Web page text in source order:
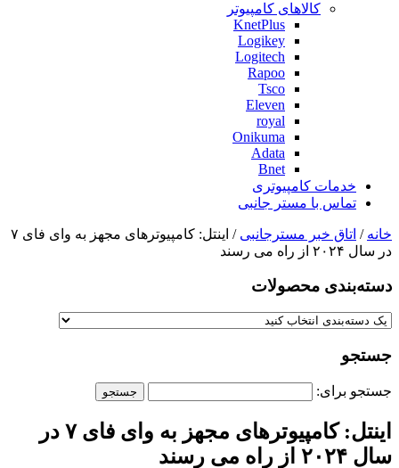
کالاهای کامپیوتر
KnetPlus
Logikey
Logitech
Rapoo
Tsco
Eleven
royal
Onikuma
Adata
Bnet
خدمات کامپیوتری
تماس با مستر جانبی
خانه / اتاق خبر مسترجانبی
/ اینتل: کامپیوترهای مجهز به وای فای ۷
در سال ۲۰۲۴ از راه می رسند
دسته‌بندی‌ محصولات
جستجو
جستجو برای:
اینتل: کامپیوترهای مجهز به وای فای ۷ در
سال ۲۰۲۴ از راه می رسند